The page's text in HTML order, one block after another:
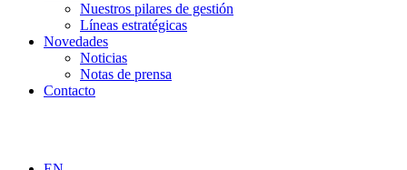
Nuestros pilares de gestión
Líneas estratégicas
Novedades
Noticias
Notas de prensa
Contacto